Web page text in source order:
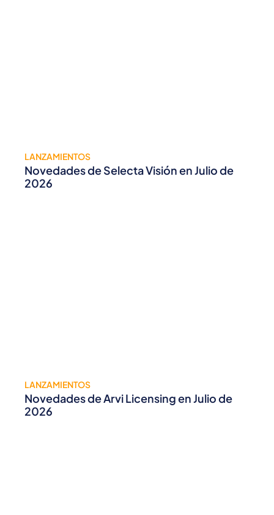
LANZAMIENTOS
Novedades de Selecta Visión en Julio de
2026
LANZAMIENTOS
Novedades de Arvi Licensing en Julio de
2026